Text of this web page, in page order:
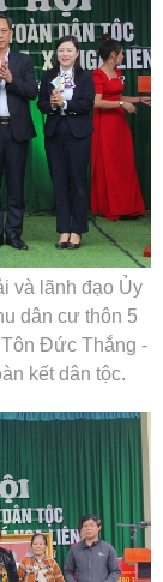
và lãnh đạo Ủy
dân cư thôn 5
Đức Thắng -
kết dân tộc.